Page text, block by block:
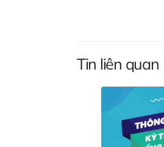
Tin liên quan